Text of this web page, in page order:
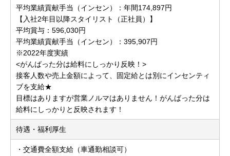
平均業績貢献手当（インセン）：年間174,897円
【入社2年目以降スタイリスト（正社員）】
平均賞与：596,030円
平均業績貢献手当（インセン）：395,907円
※2022年度実績
<がんばった分は給料にしっかり反映！>
接客人数や売上金額によって、固定給とは別にインセンティ
ブを支給★
目標はありますが営業ノルマはありません！がんばった分は
給料にしっかりと反映されます！
待遇・福利厚生
・交通費全額支給（車通勤相談可）